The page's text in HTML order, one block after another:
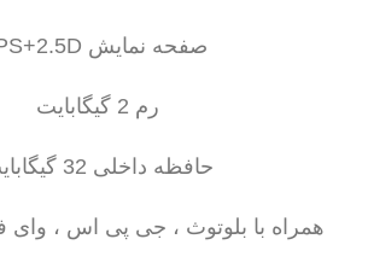
صفحه نمایش IPS+2.5D
رم 2 گیگابایت
حافظه داخلی 32 گیگابایت
همراه با بلوتوث ، جی پی اس ،